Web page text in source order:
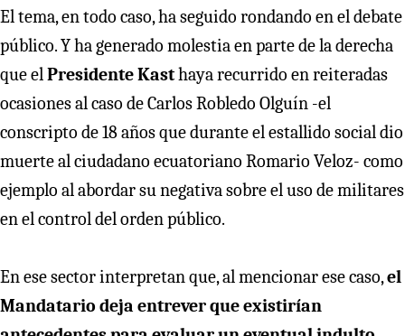
El tema, en todo caso, ha seguido rondando en el debate
público. Y ha generado molestia en parte de la derecha
que el Presidente Kasthaya recurrido en reiteradas
ocasiones al caso de Carlos Robledo Olguín -el
conscripto de 18 años que durante el estallido social dio
muerte al ciudadano ecuatoriano Romario Veloz- como
ejemplo al abordar su negativa sobre el uso de militares
en el control del orden público.
En ese sector interpretan que, al mencionar ese caso,el
Mandatario deja entrever que existirían